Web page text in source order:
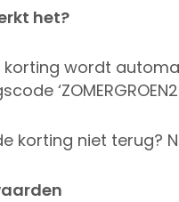
het?
korting wordt
korting niet terug?